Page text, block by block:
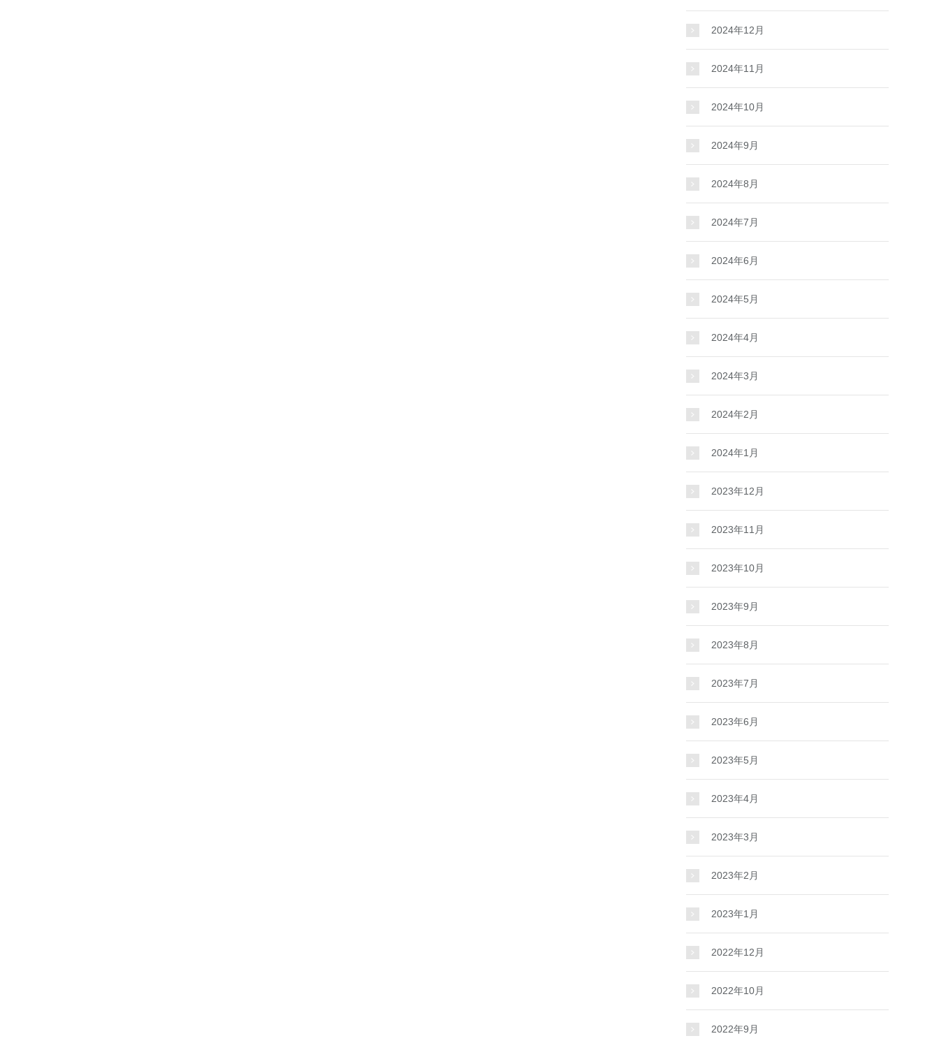
2024年12月
2024年11月
2024年10月
2024年9月
2024年8月
2024年7月
2024年6月
2024年5月
2024年4月
2024年3月
2024年2月
2024年1月
2023年12月
2023年11月
2023年10月
2023年9月
2023年8月
2023年7月
2023年6月
2023年5月
2023年4月
2023年3月
2023年2月
2023年1月
2022年12月
2022年10月
2022年9月